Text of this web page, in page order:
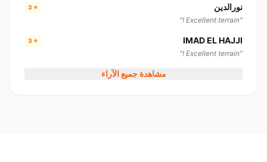
نورالدين ⭐ 3
"Excellent terrain !"
IMAD EL HAJJI
⭐ 3
"Excellent terrain !"
مشاهدة جميع الآراء